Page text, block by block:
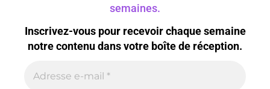
semaines.
Inscrivez-vous pour recevoir chaque semaine
notre contenu dans votre boîte de réception.